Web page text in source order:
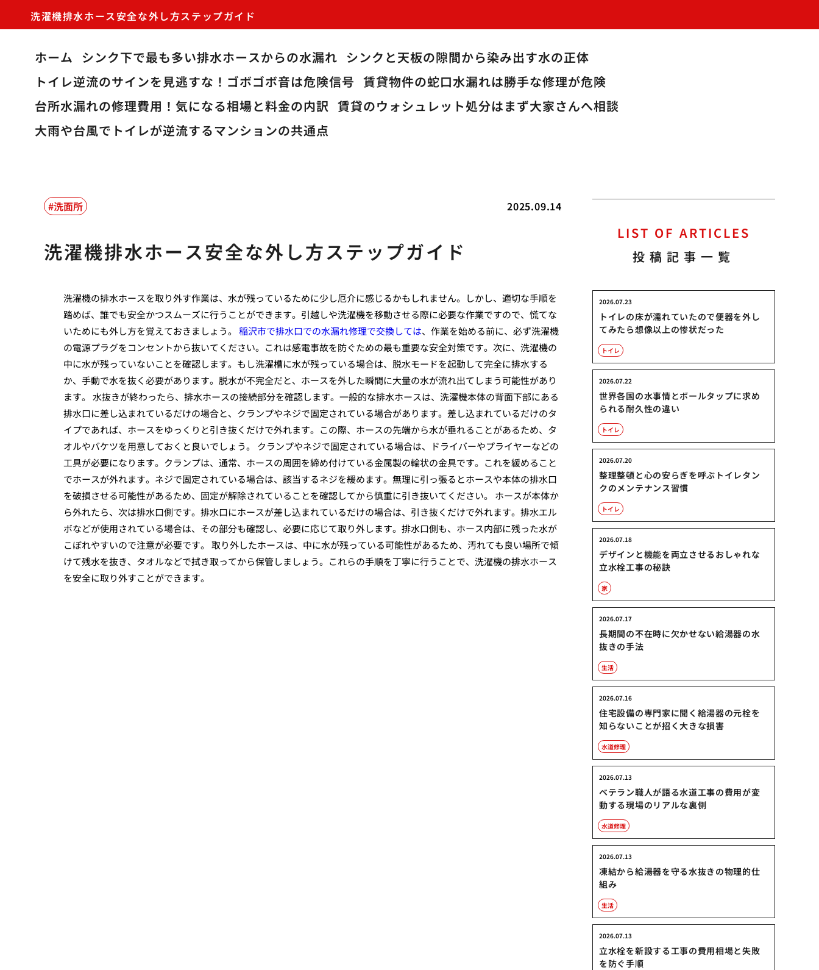
洗濯機排水ホース安全な外し方ステップガイド
ホーム シンク下で最も多い排水ホースからの水漏れ シンクと天板の隙間から染み出す水の正体
トイレ逆流のサインを見逃すな！ゴボゴボ音は危険信号 賃貸物件の蛇口水漏れは勝手な修理が危険
台所水漏れの修理費用！気になる相場と料金の内訳 賃貸のウォシュレット処分はまず大家さんへ相談
大雨や台風でトイレが逆流するマンションの共通点
2025.09.14
洗面所
洗濯機排水ホース安全な外し方ステップガイド
洗濯機の排水ホースを取り外す作業は、水が残っているために少し厄介に感じるかもしれません。しかし、適切な手順を
踏めば、誰でも安全かつスムーズに行うことができます。引越しや洗濯機を移動させる際に必要な作業ですので、慌てな
いためにも外し方を覚えておきましょう。 稲沢市で排水口での水漏れ修理で交換しては、作業を始める前に、必ず洗濯機
の電源プラグをコンセントから抜いてください。これは感電事故を防ぐための最も重要な安全対策です。次に、洗濯機の
中に水が残っていないことを確認します。もし洗濯槽に水が残っている場合は、脱水モードを起動して完全に排水する
か、手動で水を抜く必要があります。脱水が不完全だと、ホースを外した瞬間に大量の水が流れ出てしまう可能性があり
ます。 水抜きが終わったら、排水ホースの接続部分を確認します。一般的な排水ホースは、洗濯機本体の背面下部にある
排水口に差し込まれているだけの場合と、クランプやネジで固定されている場合があります。差し込まれているだけのタ
イプであれば、ホースをゆっくりと引き抜くだけで外れます。この際、ホースの先端から水が垂れることがあるため、タ
オルやバケツを用意しておくと良いでしょう。 クランプやネジで固定されている場合は、ドライバーやプライヤーなどの
工具が必要になります。クランプは、通常、ホースの周囲を締め付けている金属製の輪状の金具です。これを緩めること
でホースが外れます。ネジで固定されている場合は、該当するネジを緩めます。無理に引っ張るとホースや本体の排水口
を破損させる可能性があるため、固定が解除されていることを確認してから慎重に引き抜いてください。 ホースが本体か
ら外れたら、次は排水口側です。排水口にホースが差し込まれているだけの場合は、引き抜くだけで外れます。排水エル
ボなどが使用されている場合は、その部分も確認し、必要に応じて取り外します。排水口側も、ホース内部に残った水が
こぼれやすいので注意が必要です。 取り外したホースは、中に水が残っている可能性があるため、汚れても良い場所で傾
けて残水を抜き、タオルなどで拭き取ってから保管しましょう。これらの手順を丁寧に行うことで、洗濯機の排水ホース
を安全に取り外すことができます。
LIST OF ARTICLES
投稿記事一覧
トイレの床が濡れていたので便器を外し
てみたら想像以上の惨状だった
2026.07.23
トイレ
世界各国の水事情とボールタップに求め
られる耐久性の違い
2026.07.22
トイレ
整理整頓と心の安らぎを呼ぶトイレタン
クのメンテナンス習慣
2026.07.20
トイレ
デザインと機能を両立させるおしゃれな
立水栓工事の秘訣
2026.07.18
家
長期間の不在時に欠かせない給湯器の水
抜きの手法
2026.07.17
生活
住宅設備の専門家に聞く給湯器の元栓を
知らないことが招く大きな損害
2026.07.16
水道修理
ベテラン職人が語る水道工事の費用が変
動する現場のリアルな裏側
2026.07.13
水道修理
凍結から給湯器を守る水抜きの物理的仕
組み
2026.07.13
生活
立水栓を新設する工事の費用相場と失敗
を防ぐ手順
2026.07.13